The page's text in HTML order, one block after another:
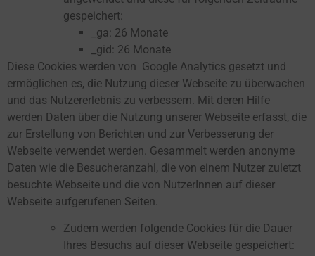
gespeichert:
_ga: 26 Monate
_gid: 26 Monate
Diese Cookies werden von Google Analytics gesetzt und
ermöglichen es, die Nutzung dieser Webseite zu überwachen
und das Nutzererlebnis zu verbessern. Mit deren Hilfe
werden Daten über die Nutzung unserer Webseite erfasst, die
zur Erstellung von Berichten und zur Verbesserung der
Webseite verwendet werden. Gesammelt werden anonyme
Daten wie die Besucheranzahl, die von einem Nutzer zuletzt
besuchte Webseite und die von NutzerInnen auf dieser
Webseite aufgerufenen Seiten.
Zudem werden folgende Cookies für die Dauer
Ihres Besuchs auf dieser Webseite gespeichert: